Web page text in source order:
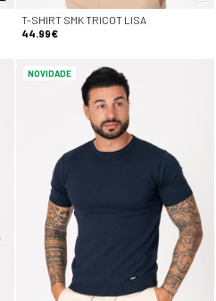
T-SHIRT SMK TRICOT LISA
44.99€
NOVIDADE